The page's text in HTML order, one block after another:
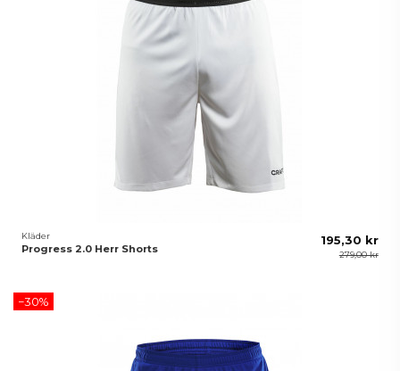
Kläder
Progress 2.0 Herr Shorts
195,30 kr
279,00 kr
−30%